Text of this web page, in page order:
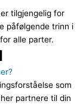
tilgjengelig for
påfølgende trinn i
alle parter.
som
partnere til din